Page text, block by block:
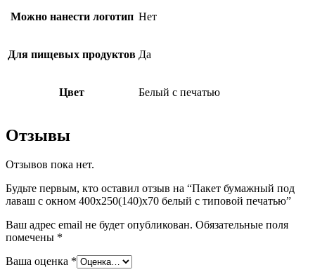
Можно нанести логотип Нет
Для пищевых продуктов Да
Цвет Белый с печатью
Отзывы
Отзывов пока нет.
Будьте первым, кто оставил отзыв на “Пакет бумажный под
лаваш с окном 400х250(140)х70 белый с типовой печатью”
Ваш адрес email не будет опубликован. Обязательные поля
помечены *
Ваша оценка *